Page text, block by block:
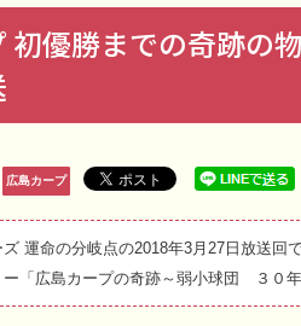
初優勝までの奇跡の
広島カープ
運命の分岐点の2018年3月27日放送回
「広島カープの奇跡～弱小球団 ３０